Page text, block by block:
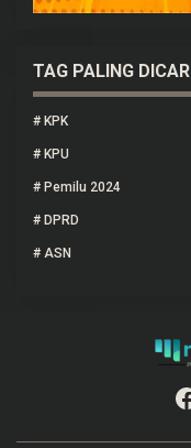
TAG PALING DICARI
# KPK
# KPU
# Pemilu 2024
# DPRD
# ASN